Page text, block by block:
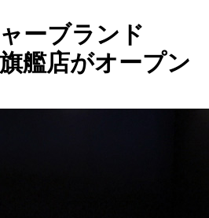
ーブランド
艦店がオープン